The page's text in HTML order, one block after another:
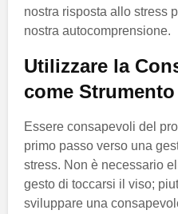
nostra risposta allo stress
nostra autocomprensione.
Utilizzare la
come
Essere consapevoli del
primo passo verso una
stress. Non è necessario
gesto di toccarsi il viso;
sviluppare una